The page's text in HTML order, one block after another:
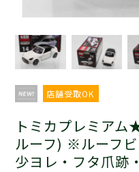
店舗受取OK
トミカプレミア
ルーフ) ※ルーフビ
少ヨレ・フタ爪跡